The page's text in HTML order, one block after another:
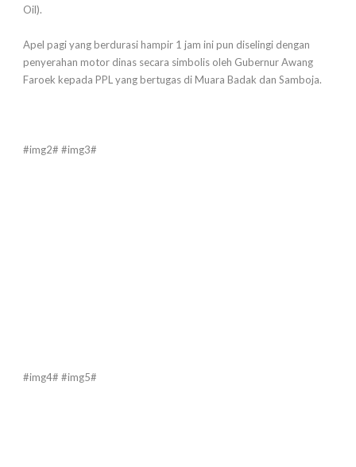
Oil).
Apel pagi yang berdurasi hampir 1 jam ini pun diselingi dengan
penyerahan motor dinas secara simbolis oleh Gubernur Awang
Faroek kepada PPL yang bertugas di Muara Badak dan Samboja.
#img2# #img3#
#img4# #img5#